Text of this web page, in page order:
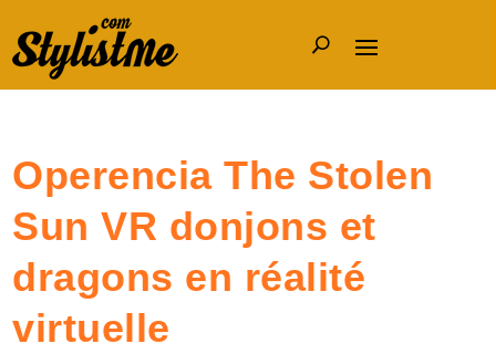
Operencia The Stolen
Sun VR donjons et
dragons en réalité
virtuelle